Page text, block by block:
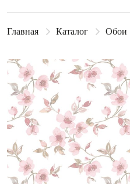
Главная Каталог Обои